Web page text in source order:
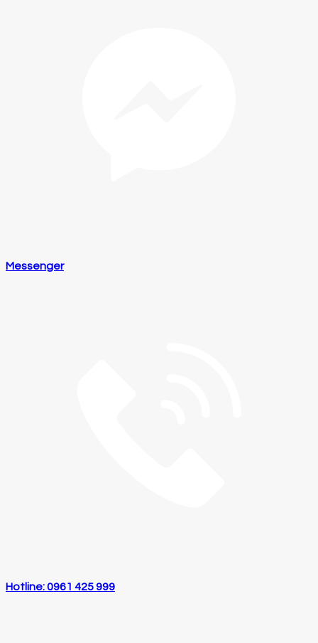
Messenger
Hotline: 0961 425 999